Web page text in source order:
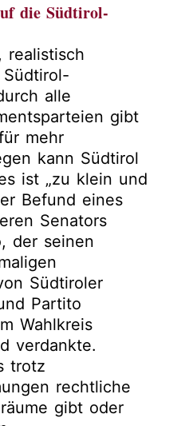
die Südtirol-
realistisch
alle
gibt
mehr
kann Südtirol
ist „zu klein und
Befund eines
Senators
der seinen
Südtiroler
Partito
Wahlkreis
verdankte.
trotz
rechtliche
gibt oder